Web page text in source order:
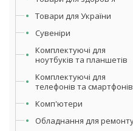
Товари для України
Сувеніри
Комплектуючі для
ноутбуків та планшетів
Комплектуючі для
телефонів та смартфонів
Комп'ютери
Обладнання для